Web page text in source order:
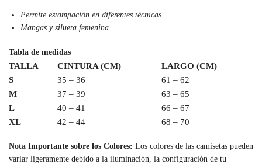
Permite estampación en diferentes técnicas
Mangas y silueta femenina
Tabla de medidas
TALLA CINTURA (CM)
LARGO (CM)
S
35 – 36
61 – 62
M
37 – 39
63 – 65
L
40 – 41
66 – 67
XL
42 – 44 68 – 70
Nota Importante sobre los Colores: Los colores de las camisetas pueden
variar ligeramente debido a la iluminación, la configuración de tu